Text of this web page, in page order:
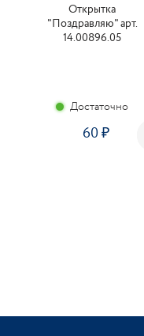
Открытка
"Поздравляю" арт.
14.00896.05
Достаточно
60